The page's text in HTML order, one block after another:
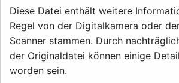
Diese Datei enthält weitere
Regel von der Digitalkamera oder
Scanner stammen. Durch
der Originaldatei können einige
worden sein.